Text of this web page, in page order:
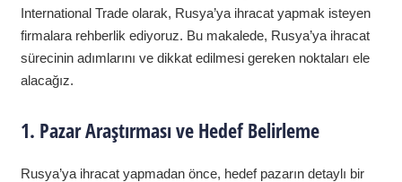
International Trade olarak, Rusya’ya ihracat yapmak isteyen
firmalara rehberlik ediyoruz. Bu makalede, Rusya’ya ihracat
sürecinin adımlarını ve dikkat edilmesi gereken noktaları ele
alacağız.
1. Pazar Araştırması ve Hedef Belirleme
Rusya’ya ihracat yapmadan önce, hedef pazarın detaylı bir